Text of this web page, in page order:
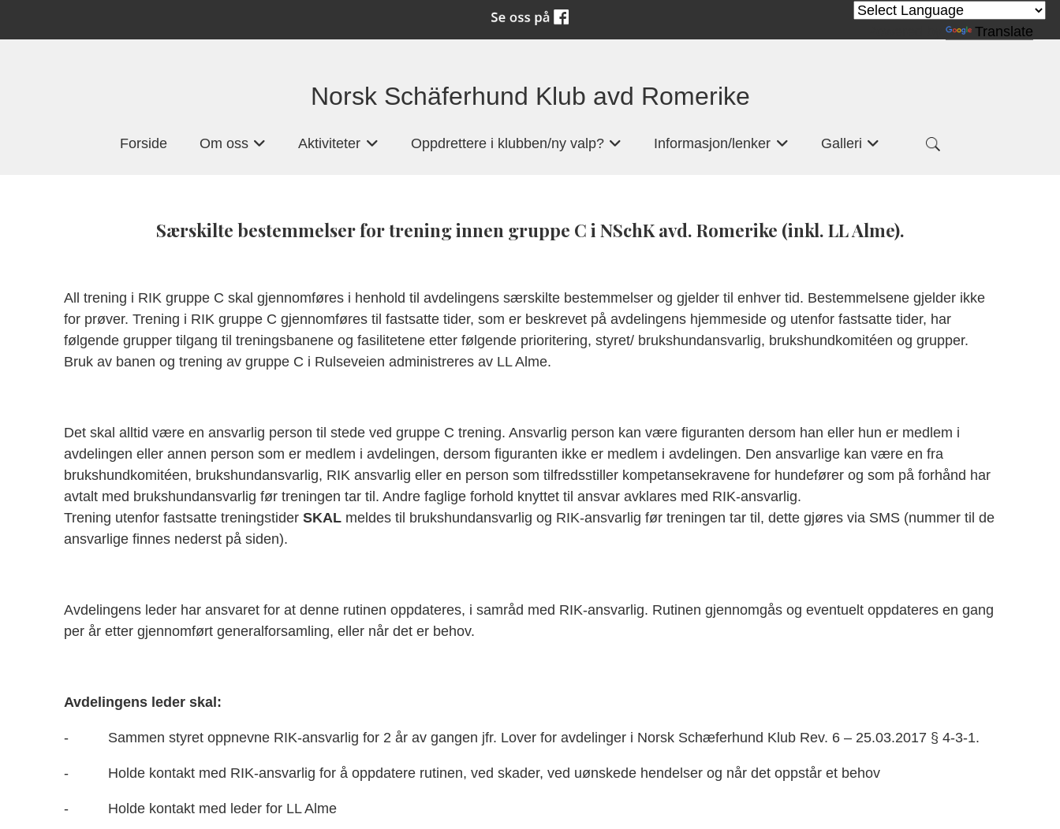
Norsk Schäferhund Klub avd Romerike
Forside Om oss Aktiviteter Oppdrettere i klubben/ny valp? Informasjon/lenker Galleri
Særskilte bestemmelser for trening innen gruppe C i NSchK avd. Romerike (inkl. LL Alme).
All trening i RIK gruppe C skal gjennomføres i henhold til avdelingens særskilte bestemmelser og gjelder til enhver tid. Bestemmelsene gjelder ikke
for prøver. Trening i RIK gruppe C gjennomføres til fastsatte tider, som er beskrevet på avdelingens hjemmeside og utenfor fastsatte tider, har
følgende grupper tilgang til treningsbanene og fasilitetene etter følgende prioritering, styret/ brukshundansvarlig, brukshundkomitéen og grupper.
Bruk av banen og trening av gruppe C i Rulseveien administreres av LL Alme.
Det skal alltid være en ansvarlig person til stede ved gruppe C trening. Ansvarlig person kan være figuranten dersom han eller hun er medlem i
avdelingen eller annen person som er medlem i avdelingen, dersom figuranten ikke er medlem i avdelingen. Den ansvarlige kan være en fra
brukshundkomitéen, brukshundansvarlig, RIK ansvarlig eller en person som tilfredsstiller kompetansekravene for hundefører og som på forhånd har
avtalt med brukshundansvarlig før treningen tar til. Andre faglige forhold knyttet til ansvar avklares med RIK-ansvarlig.
Trening utenfor fastsatte treningstider SKAL meldes til brukshundansvarlig og RIK-ansvarlig før treningen tar til, dette gjøres via SMS (nummer til de
ansvarlige finnes nederst på siden).
Avdelingens leder har ansvaret for at denne rutinen oppdateres, i samråd med RIK-ansvarlig. Rutinen gjennomgås og eventuelt oppdateres en gang
per år etter gjennomført generalforsamling, eller når det er behov.
Avdelingens leder skal:
- Sammen styret oppnevne RIK-ansvarlig for 2 år av gangen jfr. Lover for avdelinger i Norsk Schæferhund Klub Rev. 6 – 25.03.2017 § 4-3-1.
- Holde kontakt med RIK-ansvarlig for å oppdatere rutinen, ved skader, ved uønskede hendelser og når det oppstår et behov
- Holde kontakt med leder for LL Alme
Translate